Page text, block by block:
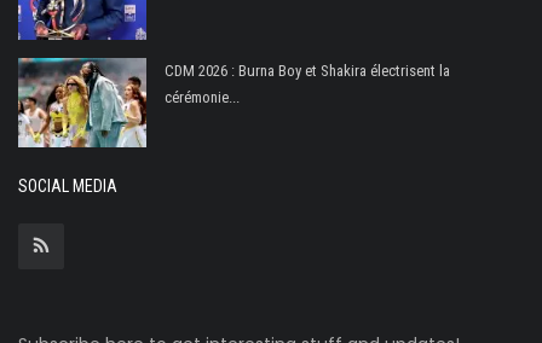
CDM 2026 : Burna Boy et Shakira électrisent la
cérémonie...
SOCIAL MEDIA